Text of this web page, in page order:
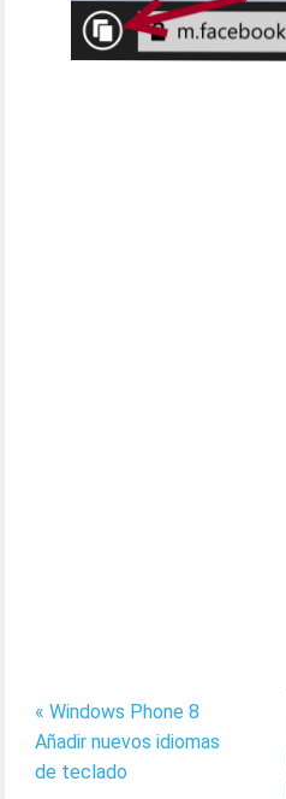
« Windows Phone 8
Añadir nuevos idiomas
de teclado